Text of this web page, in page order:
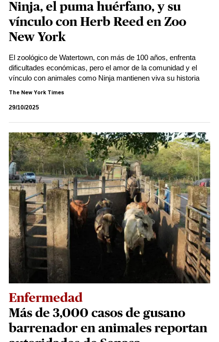
Ninja, el puma huérfano, y su
vínculo con Herb Reed en Zoo
New York
El zoológico de Watertown, con más de 100 años, enfrenta
dificultades económicas, pero el amor de la comunidad y el
vínculo con animales como Ninja mantienen viva su historia
The New York Times
29/10/2025
Enfermedad
Más de 3,000 casos de gusano
barrenador en animales reportan